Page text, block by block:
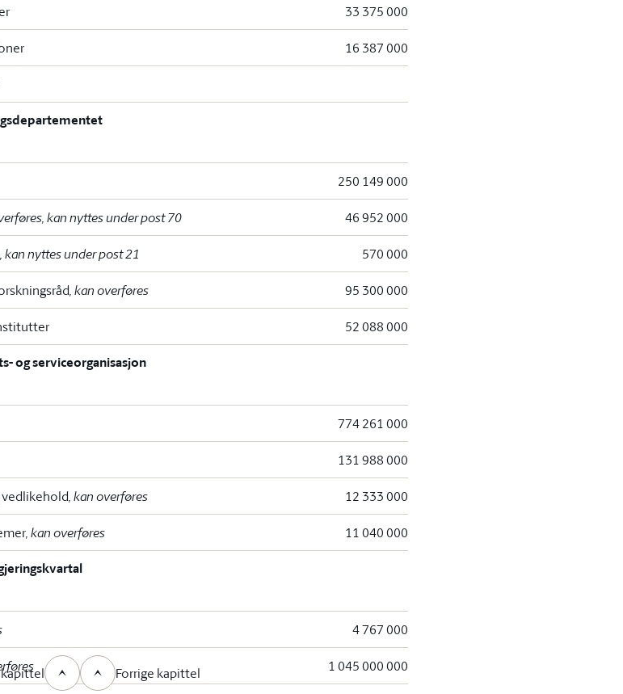
33 375 000
16 387 000
250 149 000
kan nyttes under post 70 46 952 000
kan nyttes under post 21 570 000
, kan overføres 95 300 000
52 088 000
og serviceorganisasjon
774 261 000
131 988 000
vedlikehold, kan overføres 12 333 000
, kan overføres 11 040 000
4 767 000
1 045 000 000
Forrige kapittel